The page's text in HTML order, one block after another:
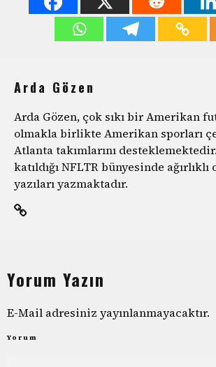
Arda Gözen
Arda Gözen, çok sıkı bir Amerikan
olmakla birlikte Amerikan sporları
Atlanta takımlarını desteklemektedir.
katıldığı NFLTR bünyesinde
yazıları yazmaktadır.
Yorum Yazın
E-Mail adresiniz yayınlanmayacaktır.
Yorum